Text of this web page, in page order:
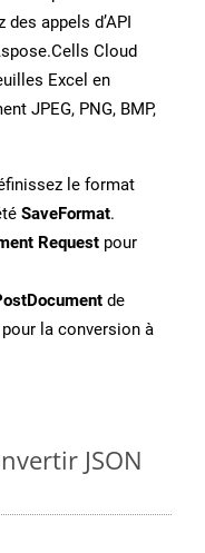
appels d’API
Cloud
Excel en
JPEG, PNG, BMP,
le format
SaveFormat.
Request pour
de
la conversion à
JSON